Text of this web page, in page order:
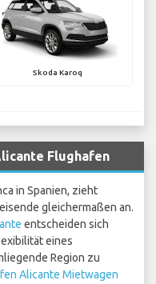
Skoda Karoq
Flughafen
in Spanien, zieht
gleichermaßen an.
entscheiden sich
eines
Region zu
Alicante Mietwagen